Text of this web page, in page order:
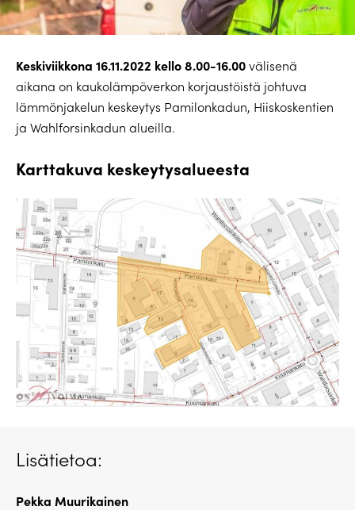
Keskiviikkona 16.11.2022 kello 8.00-16.00välisenä
aikana on kaukolämpöverkon korjaustöistä johtuva
lämmönjakelun keskeytys Pamilonkadun, Hiiskoskentien
ja Wahlforsinkadun alueilla.
Karttakuva keskeytysalueesta
Lisätietoa:
Pekka Muurikainen